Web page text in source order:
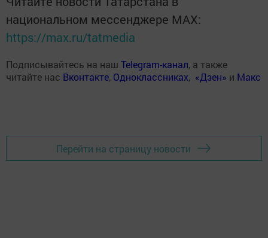
национальном мессенджере MАХ:
https://max.ru/tatmedia
Подписывайтесь на наш Telegram-канал, а также
читайте нас Вконтакте, Одноклассниках, «Дзен» и Макс
Перейти на страницу новости